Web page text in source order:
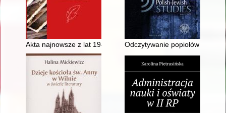
Akta najnowsze z lat 1945-1990 jako źródła do badań
Odczytywanie popiołów –